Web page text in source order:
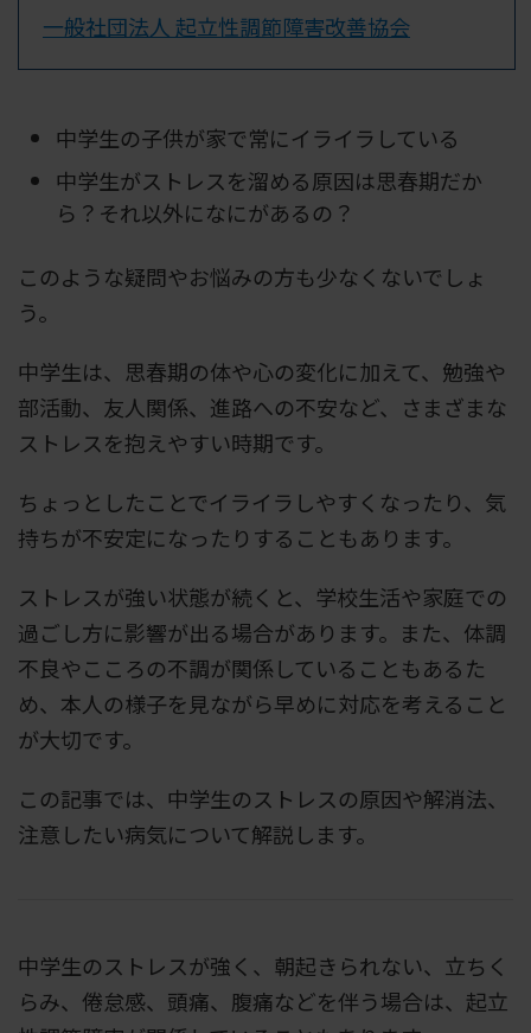
一般社団法人 起立性調節障害改善協会
中学生の子供が家で常にイライラしている
中学生がストレスを溜める原因は思春期だか
ら？それ以外になにがあるの？
このような疑問やお悩みの方も少なくないでしょ
う。
中学生は、思春期の体や心の変化に加えて、勉強や
部活動、友人関係、進路への不安など、さまざまな
ストレスを抱えやすい時期です。
ちょっとしたことでイライラしやすくなったり、気
持ちが不安定になったりすることもあります。
ストレスが強い状態が続くと、学校生活や家庭での
過ごし方に影響が出る場合があります。また、体調
不良やこころの不調が関係していることもあるた
め、本人の様子を見ながら早めに対応を考えること
が大切です。
この記事では、中学生のストレスの原因や解消法、
注意したい病気について解説します。
中学生のストレスが強く、朝起きられない、立ちく
らみ、倦怠感、頭痛、腹痛などを伴う場合は、起立